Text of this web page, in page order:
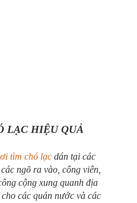
LẠC HIỆU QUẢ
tìm chó lạc dán tại các
ngõ ra vào, công viên,
cộng xung quanh địa
các quán nước và các